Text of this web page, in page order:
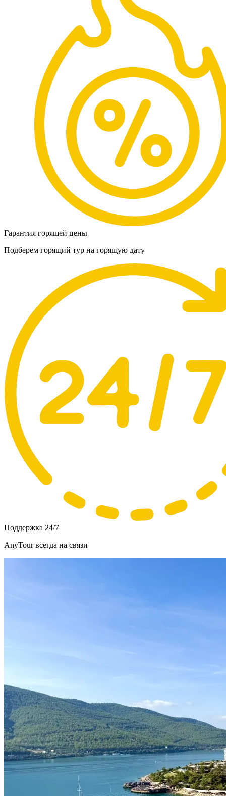
Гарантия горящей цены
Подберем горящий тур на горящую дату
Поддержка 24/7
AnyTour всегда на связи